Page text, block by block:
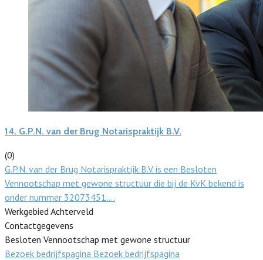
14. G.P.N. van der Brug Notarispraktijk B.V.
(0)
G.P.N. van der Brug Notarispraktijk B.V. is een Besloten
Vennootschap met gewone structuur die bij de KvK bekend is
onder nummer 32073451.…
Werkgebied Achterveld
Contactgegevens
Besloten Vennootschap met gewone structuur
Bezoek bedrijfspagina Bezoek bedrijfspagina